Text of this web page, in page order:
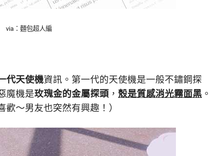
via：麵包超人編
代天使機資訊。 第一代的天使機是一般不鏽鋼探
魔機是玫瑰金的金屬探頭 ， 殼是質感消光霧面黑 。
歡～男友也突然有興趣！）